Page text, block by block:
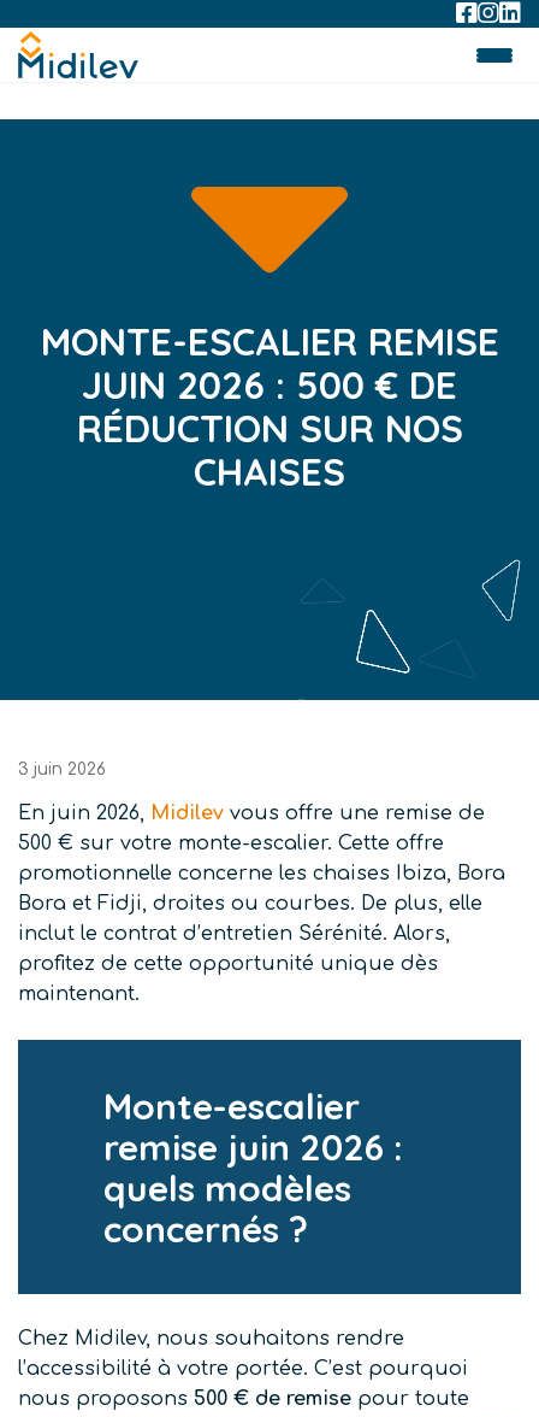
MONTE-ESCALIER REMISE
JUIN 2026 : 500 € DE
RÉDUCTION SUR NOS
CHAISES
3 juin 2026
En juin 2026, Midilev vous offre une remise de
500 € sur votre monte-escalier. Cette offre
promotionnelle concerne les chaises Ibiza, Bora
Bora et Fidji, droites ou courbes. De plus, elle
inclut le contrat d’entretien Sérénité. Alors,
profitez de cette opportunité unique dès
maintenant.
Monte-escalier
remise juin 2026 :
quels modèles
concernés ?
Chez Midilev, nous souhaitons rendre
l’accessibilité à votre portée. C’est pourquoi
nous proposons 500 € de remise pour toute